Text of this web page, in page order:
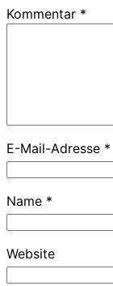
Kommentar *
E-Mail-Adresse *
Name *
Website